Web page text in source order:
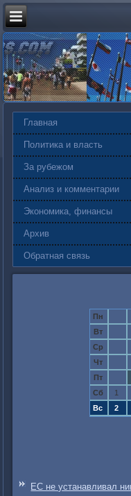
Главная
Политика и власть
За рубежом
Анализ и комментарии
Экономика, финансы
Архив
Обратная связь
Пн
Вт
Ср
Чт
Пт
Сб
1
Вс
2
ЕС не устанавливал